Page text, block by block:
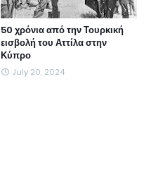
50 χρόνια από την Τουρκική
εισβολή του Αττίλα στην
Κύπρο
July 20, 2024